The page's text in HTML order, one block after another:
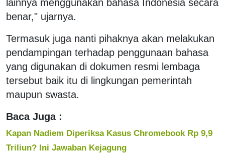
lainnya menggunakan bahasa Indonesia secara
benar," ujarnya.
Termasuk juga nanti pihaknya akan melakukan
pendampingan terhadap penggunaan bahasa
yang digunakan di dokumen resmi lembaga
tersebut baik itu di lingkungan pemerintah
maupun swasta.
Baca Juga :
Kapan Nadiem Diperiksa Kasus Chromebook Rp 9,9
Triliun? Ini Jawaban Kejagung